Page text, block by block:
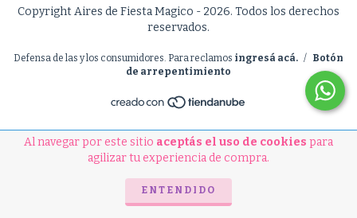
Al navegar por este sitio aceptás el uso de cookies para
agilizar tu experiencia de compra.
ENTENDIDO
Copyright Aires de Fiesta Magico - 2026. Todos los derechos
reservados.
Defensa de las y los consumidores. Para reclamos ingresá acá. / Botón
de arrepentimiento